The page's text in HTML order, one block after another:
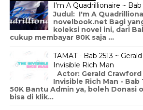
I'm A Quadrillionaire ~
Judul: I'm A
novelbook.net Bagi
koleksi novel ini, dari
cukup membayar 80K saja ...
TAMAT - Bab 2513 ~
Invisible Rich Man
Actor: Gerald
Invisible Rich Man - Bab
50K Bantu Admin ya, boleh Donasi
bisa di klik...